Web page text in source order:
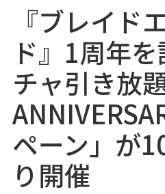
『ブレイド
ド』1周年
チャ引き放
ペーン」が
り開催